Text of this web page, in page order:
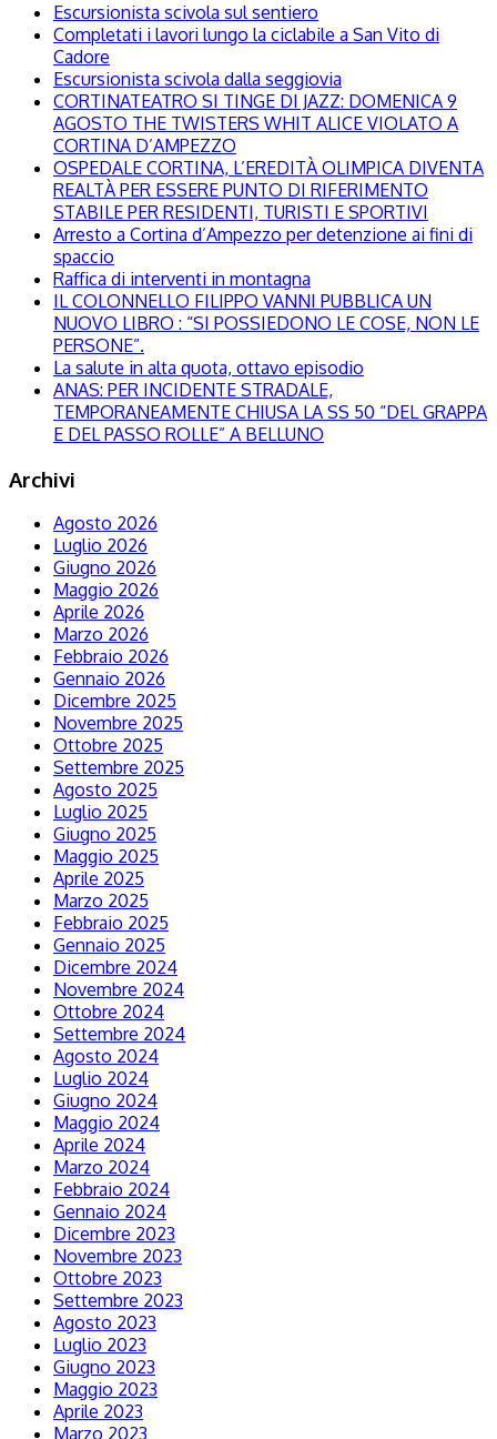
Escursionista scivola sul sentiero
Completati i lavori lungo la ciclabile a San Vito di
Cadore
Escursionista scivola dalla seggiovia
CORTINATEATRO SI TINGE DI JAZZ: DOMENICA 9
AGOSTO THE TWISTERS WHIT ALICE VIOLATO A
CORTINA D’AMPEZZO
OSPEDALE CORTINA, L’EREDITÀ OLIMPICA DIVENTA
REALTÀ PER ESSERE PUNTO DI RIFERIMENTO
STABILE PER RESIDENTI, TURISTI E SPORTIVI
Arresto a Cortina d’Ampezzo per detenzione ai fini di
spaccio
Raffica di interventi in montagna
IL COLONNELLO FILIPPO VANNI PUBBLICA UN
NUOVO LIBRO : “SI POSSIEDONO LE COSE, NON LE
PERSONE”.
La salute in alta quota, ottavo episodio
ANAS: PER INCIDENTE STRADALE,
TEMPORANEAMENTE CHIUSA LA SS 50 “DEL GRAPPA
E DEL PASSO ROLLE” A BELLUNO
Archivi
Agosto 2026
Luglio 2026
Giugno 2026
Maggio 2026
Aprile 2026
Marzo 2026
Febbraio 2026
Gennaio 2026
Dicembre 2025
Novembre 2025
Ottobre 2025
Settembre 2025
Agosto 2025
Luglio 2025
Giugno 2025
Maggio 2025
Aprile 2025
Marzo 2025
Febbraio 2025
Gennaio 2025
Dicembre 2024
Novembre 2024
Ottobre 2024
Settembre 2024
Agosto 2024
Luglio 2024
Giugno 2024
Maggio 2024
Aprile 2024
Marzo 2024
Febbraio 2024
Gennaio 2024
Dicembre 2023
Novembre 2023
Ottobre 2023
Settembre 2023
Agosto 2023
Luglio 2023
Giugno 2023
Maggio 2023
Aprile 2023
Marzo 2023